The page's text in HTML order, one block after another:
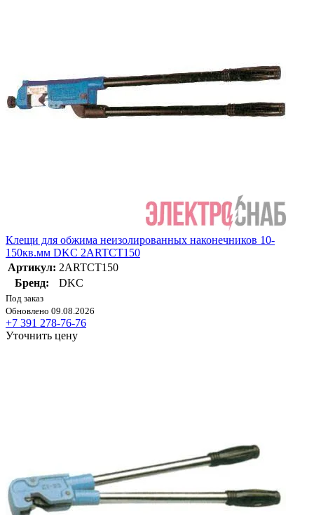
Клещи для обжима неизолированных наконечников 10-
150кв.мм DKC 2ARTCT150
Артикул: 2ARTCT150
Бренд:
DKC
Под заказ
Обновлено 09.08.2026
+7 391 278-76-76
Уточнить цену